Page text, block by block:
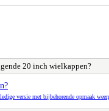
20 inch wielkappen?
versie met bijbehorende opmaak